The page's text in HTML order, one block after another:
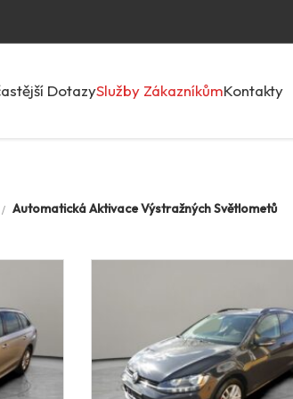
DotazySlužby ZákazníkůmKontakty
Automatická Aktivace Výstražných Světlometů